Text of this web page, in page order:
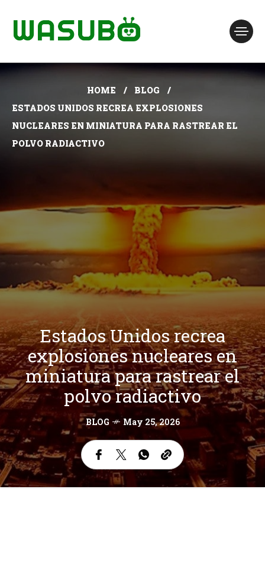
HOME
BLOG
ESTADOS UNIDOS RECREA EXPLOSIONES
NUCLEARES EN MINIATURA PARA RASTREAR EL
POLVO RADIACTIVO
Estados Unidos recrea
explosiones nucleares en
miniatura para rastrear el
polvo radiactivo
BLOG May 25, 2026